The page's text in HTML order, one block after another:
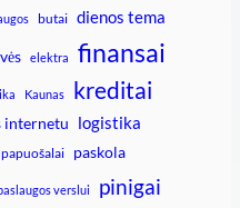
butai dienos tema
elektra finansai
Kaunas kreditai
internetu logistika
papuošalai paskola
verslui pinigai